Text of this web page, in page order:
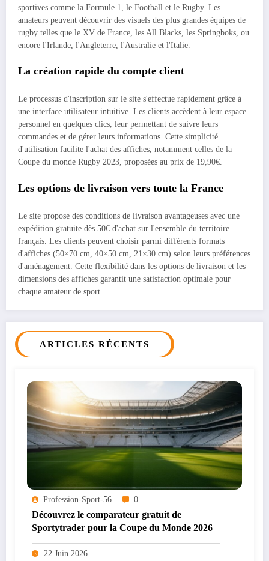
sportives comme la Formule 1, le Football et le Rugby. Les
amateurs peuvent découvrir des visuels des plus grandes équipes de
rugby telles que le XV de France, les All Blacks, les Springboks, ou
encore l'Irlande, l'Angleterre, l'Australie et l'Italie.
La création rapide du compte client
Le processus d'inscription sur le site s'effectue rapidement grâce à
une interface utilisateur intuitive. Les clients accèdent à leur espace
personnel en quelques clics, leur permettant de suivre leurs
commandes et de gérer leurs informations. Cette simplicité
d'utilisation facilite l'achat des affiches, notamment celles de la
Coupe du monde Rugby 2023, proposées au prix de 19,90€.
Les options de livraison vers toute la France
Le site propose des conditions de livraison avantageuses avec une
expédition gratuite dès 50€ d'achat sur l'ensemble du territoire
français. Les clients peuvent choisir parmi différents formats
d'affiches (50×70 cm, 40×50 cm, 21×30 cm) selon leurs préférences
d'aménagement. Cette flexibilité dans les options de livraison et les
dimensions des affiches garantit une satisfaction optimale pour
chaque amateur de sport.
ARTICLES RÉCENTS
Profession-Sport-56 0
Découvrez le comparateur gratuit de
Sportytrader pour la Coupe du Monde 2026
22 Juin 2026